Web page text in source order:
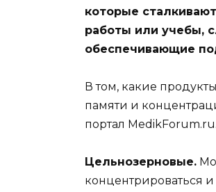
которые
работы или учебы,
обеспечивающие
В том, какие
памяти и
портал MedikForum.ru.
Цельнозерновые.
концентрироваться и